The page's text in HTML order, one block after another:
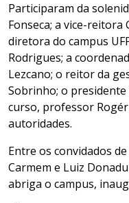
Participaram da
Fonseca; a vice-reitora
diretora do campus
Rodrigues; a
Lezcano; o reitor da
Sobrinho; o presidente
curso, professor
autoridades.
Entre os convidados
Carmem e Luiz
abriga o campus,